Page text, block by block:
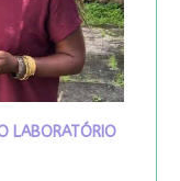
LABORATÓRIO